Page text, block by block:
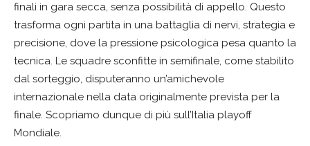
finali in gara secca, senza possibilità di appello. Questo
trasforma ogni partita in una battaglia di nervi, strategia e
precisione, dove la pressione psicologica pesa quanto la
tecnica. Le squadre sconfitte in semifinale, come stabilito
dal sorteggio, disputeranno un’amichevole
internazionale nella data originalmente prevista per la
finale. Scopriamo dunque di più sull’Italia playoff
Mondiale.